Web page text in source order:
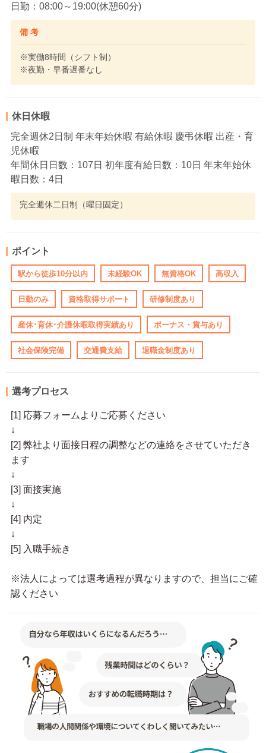
日勤：08:00～19:00(休憩60分)
備 考
※実働8時間（シフト制）
※夜勤・早番遅番なし
休日休暇
完全週休2日制 年末年始休暇 有給休暇 慶弔休暇 出産・育
児休暇
年間休日日数：107日 初年度有給日数：10日 年末年始休
暇日数：4日
完全週休二日制（曜日固定）
ポイント
駅から徒歩10分以内 未経験OK 無資格OK 高収入
日勤のみ 資格取得サポート 研修制度あり
産休･育休･介護休暇取得実績あり ボーナス・賞与あり
社会保険完備 交通費支給 退職金制度あり
選考プロセス
[1] 応募フォームよりご応募ください
↓
[2] 弊社より面接日程の調整などの連絡をさせていただき
ます
↓
[3] 面接実施
↓
[4] 内定
↓
[5] 入職手続き
※法人によっては選考過程が異なりますので、担当にご確
認ください